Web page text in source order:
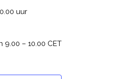
uur
9.00 – 10.00 CET